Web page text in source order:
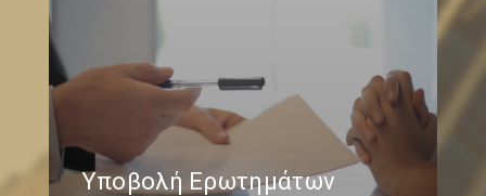
Υποβολή Ερωτημάτων